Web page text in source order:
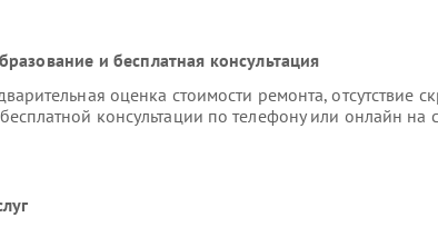
и бесплатная консультация
оценка стоимости ремонта, отсутствие
консультации по телефону или онлайн на